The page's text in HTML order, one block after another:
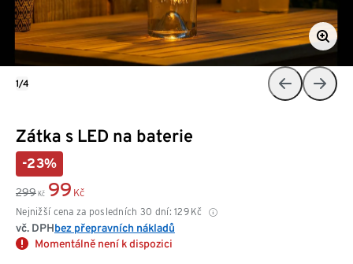
Zátka s LED na baterie
-23%
299 Kč 99 Kč
Nejnižší cena za posledních 30 dní: 129 Kč
vč. DPHbez přepravních nákladů
Momentálně není k dispozici
1/4